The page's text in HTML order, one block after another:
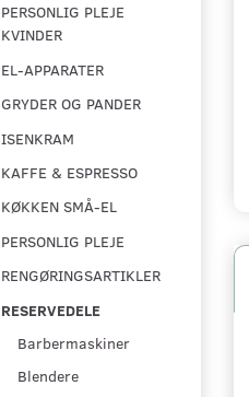
PERSONLIG PLEJE
KVINDER
EL-APPARATER
GRYDER OG PANDER
ISENKRAM
KAFFE & ESPRESSO
KØKKEN SMÅ-EL
PERSONLIG PLEJE
RENGØRINGSARTIKLER
RESERVEDELE
Barbermaskiner
Blendere